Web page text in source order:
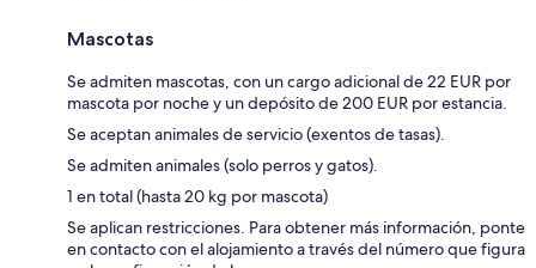
Mascotas
Se admiten mascotas, con un cargo adicional de 22 EUR por
mascota por noche y un depósito de 200 EUR por estancia.
Se aceptan animales de servicio (exentos de tasas).
Se admiten animales (solo perros y gatos).
1 en total (hasta 20 kg por mascota)
Se aplican restricciones. Para obtener más información, ponte
en contacto con el alojamiento a través del número que figura